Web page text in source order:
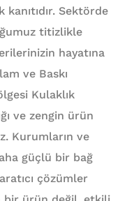
kanıtıdır. Sektörde
titizlikle
hayatına
ve Baskı
Kulaklık
ve zengin ürün
Kurumların ve
güçlü bir bağ
çözümler